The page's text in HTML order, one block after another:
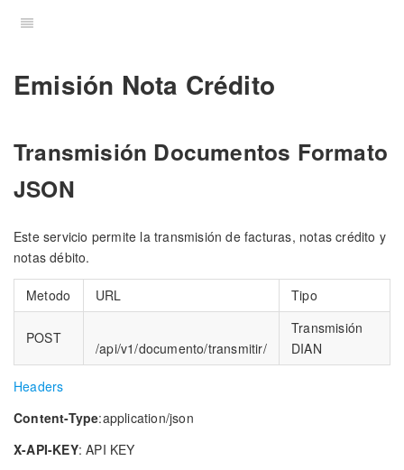
Emisión Nota Crédito
Transmisión Documentos Formato
JSON
Este servicio permite la transmisión de facturas, notas crédito y
notas débito.
Metodo URL Tipo
POST
/api/v1/documento/transmitir/
Transmisión
DIAN
Headers
Content-Type:application/json
X-API-KEY: API KEY